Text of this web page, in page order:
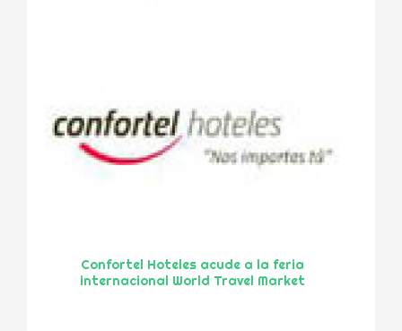
Confortel Hoteles acude a la feria
internacional World Travel Market